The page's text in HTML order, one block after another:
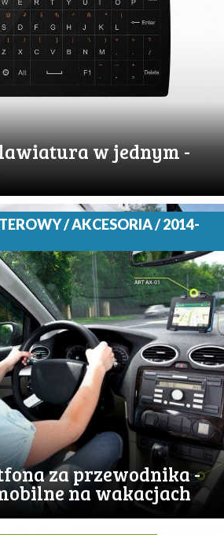
w jednym -
/ AKCESORIA / 2014-
za przewodnika -
na wakacjach